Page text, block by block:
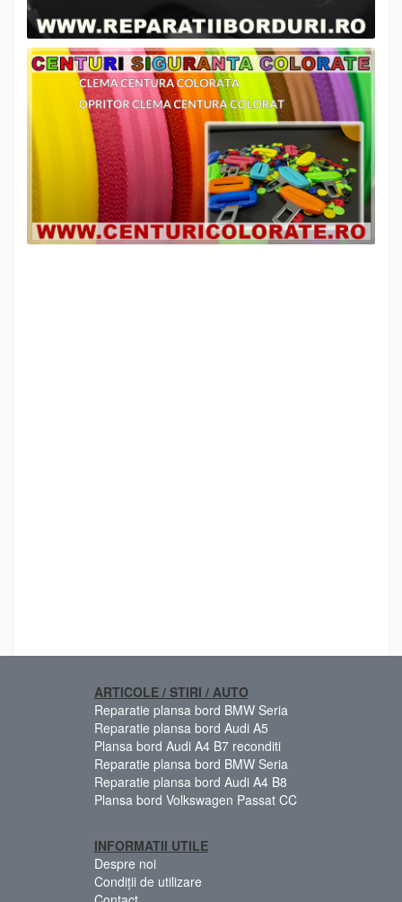
ARTICOLE / STIRI / AUTO
Reparatie plansa bord BMW Seria
Reparatie plansa bord Audi A5
Plansa bord Audi A4 B7 reconditi
Reparatie plansa bord BMW Seria
Reparatie plansa bord Audi A4 B8
Plansa bord Volkswagen Passat CC
INFORMATII UTILE
Despre noi
Condiții de utilizare